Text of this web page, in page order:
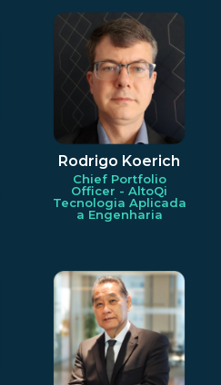
Rodrigo Koerich
Chief Portfolio
Officer - AltoQi
Tecnologia Aplicada
a Engenharia